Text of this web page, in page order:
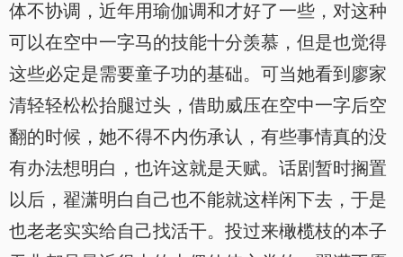
体不协调，近年用瑜伽调和才好了一些，对这种
可以在空中一字马的技能十分羡慕，但是也觉得
这些必定是需要童子功的基础。可当她看到廖家
清轻轻松松抬腿过头，借助威压在空中一字后空
翻的时候，她不得不内伤承认，有些事情真的没
有办法想明白，也许这就是天赋。话剧暂时搁置
以后，翟潇明白自己也不能就这样闲下去，于是
也老老实实给自己找活干。投过来橄榄枝的本子